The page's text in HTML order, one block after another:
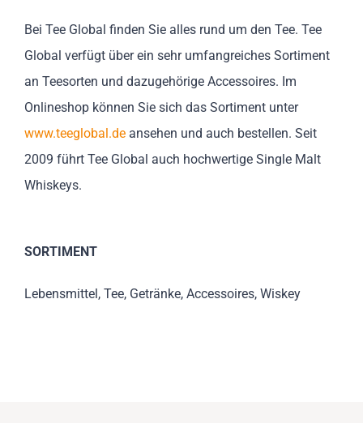
Bei Tee Global finden Sie alles rund um den Tee. Tee
Global verfügt über ein sehr umfangreiches Sortiment
an Teesorten und dazugehörige Accessoires. Im
Onlineshop können Sie sich das Sortiment unter
www.teeglobal.deansehen und auch bestellen. Seit
2009 führt Tee Global auch hochwertige Single Malt
Whiskeys.
SORTIMENT
Lebensmittel, Tee, Getränke, Accessoires, Wiskey